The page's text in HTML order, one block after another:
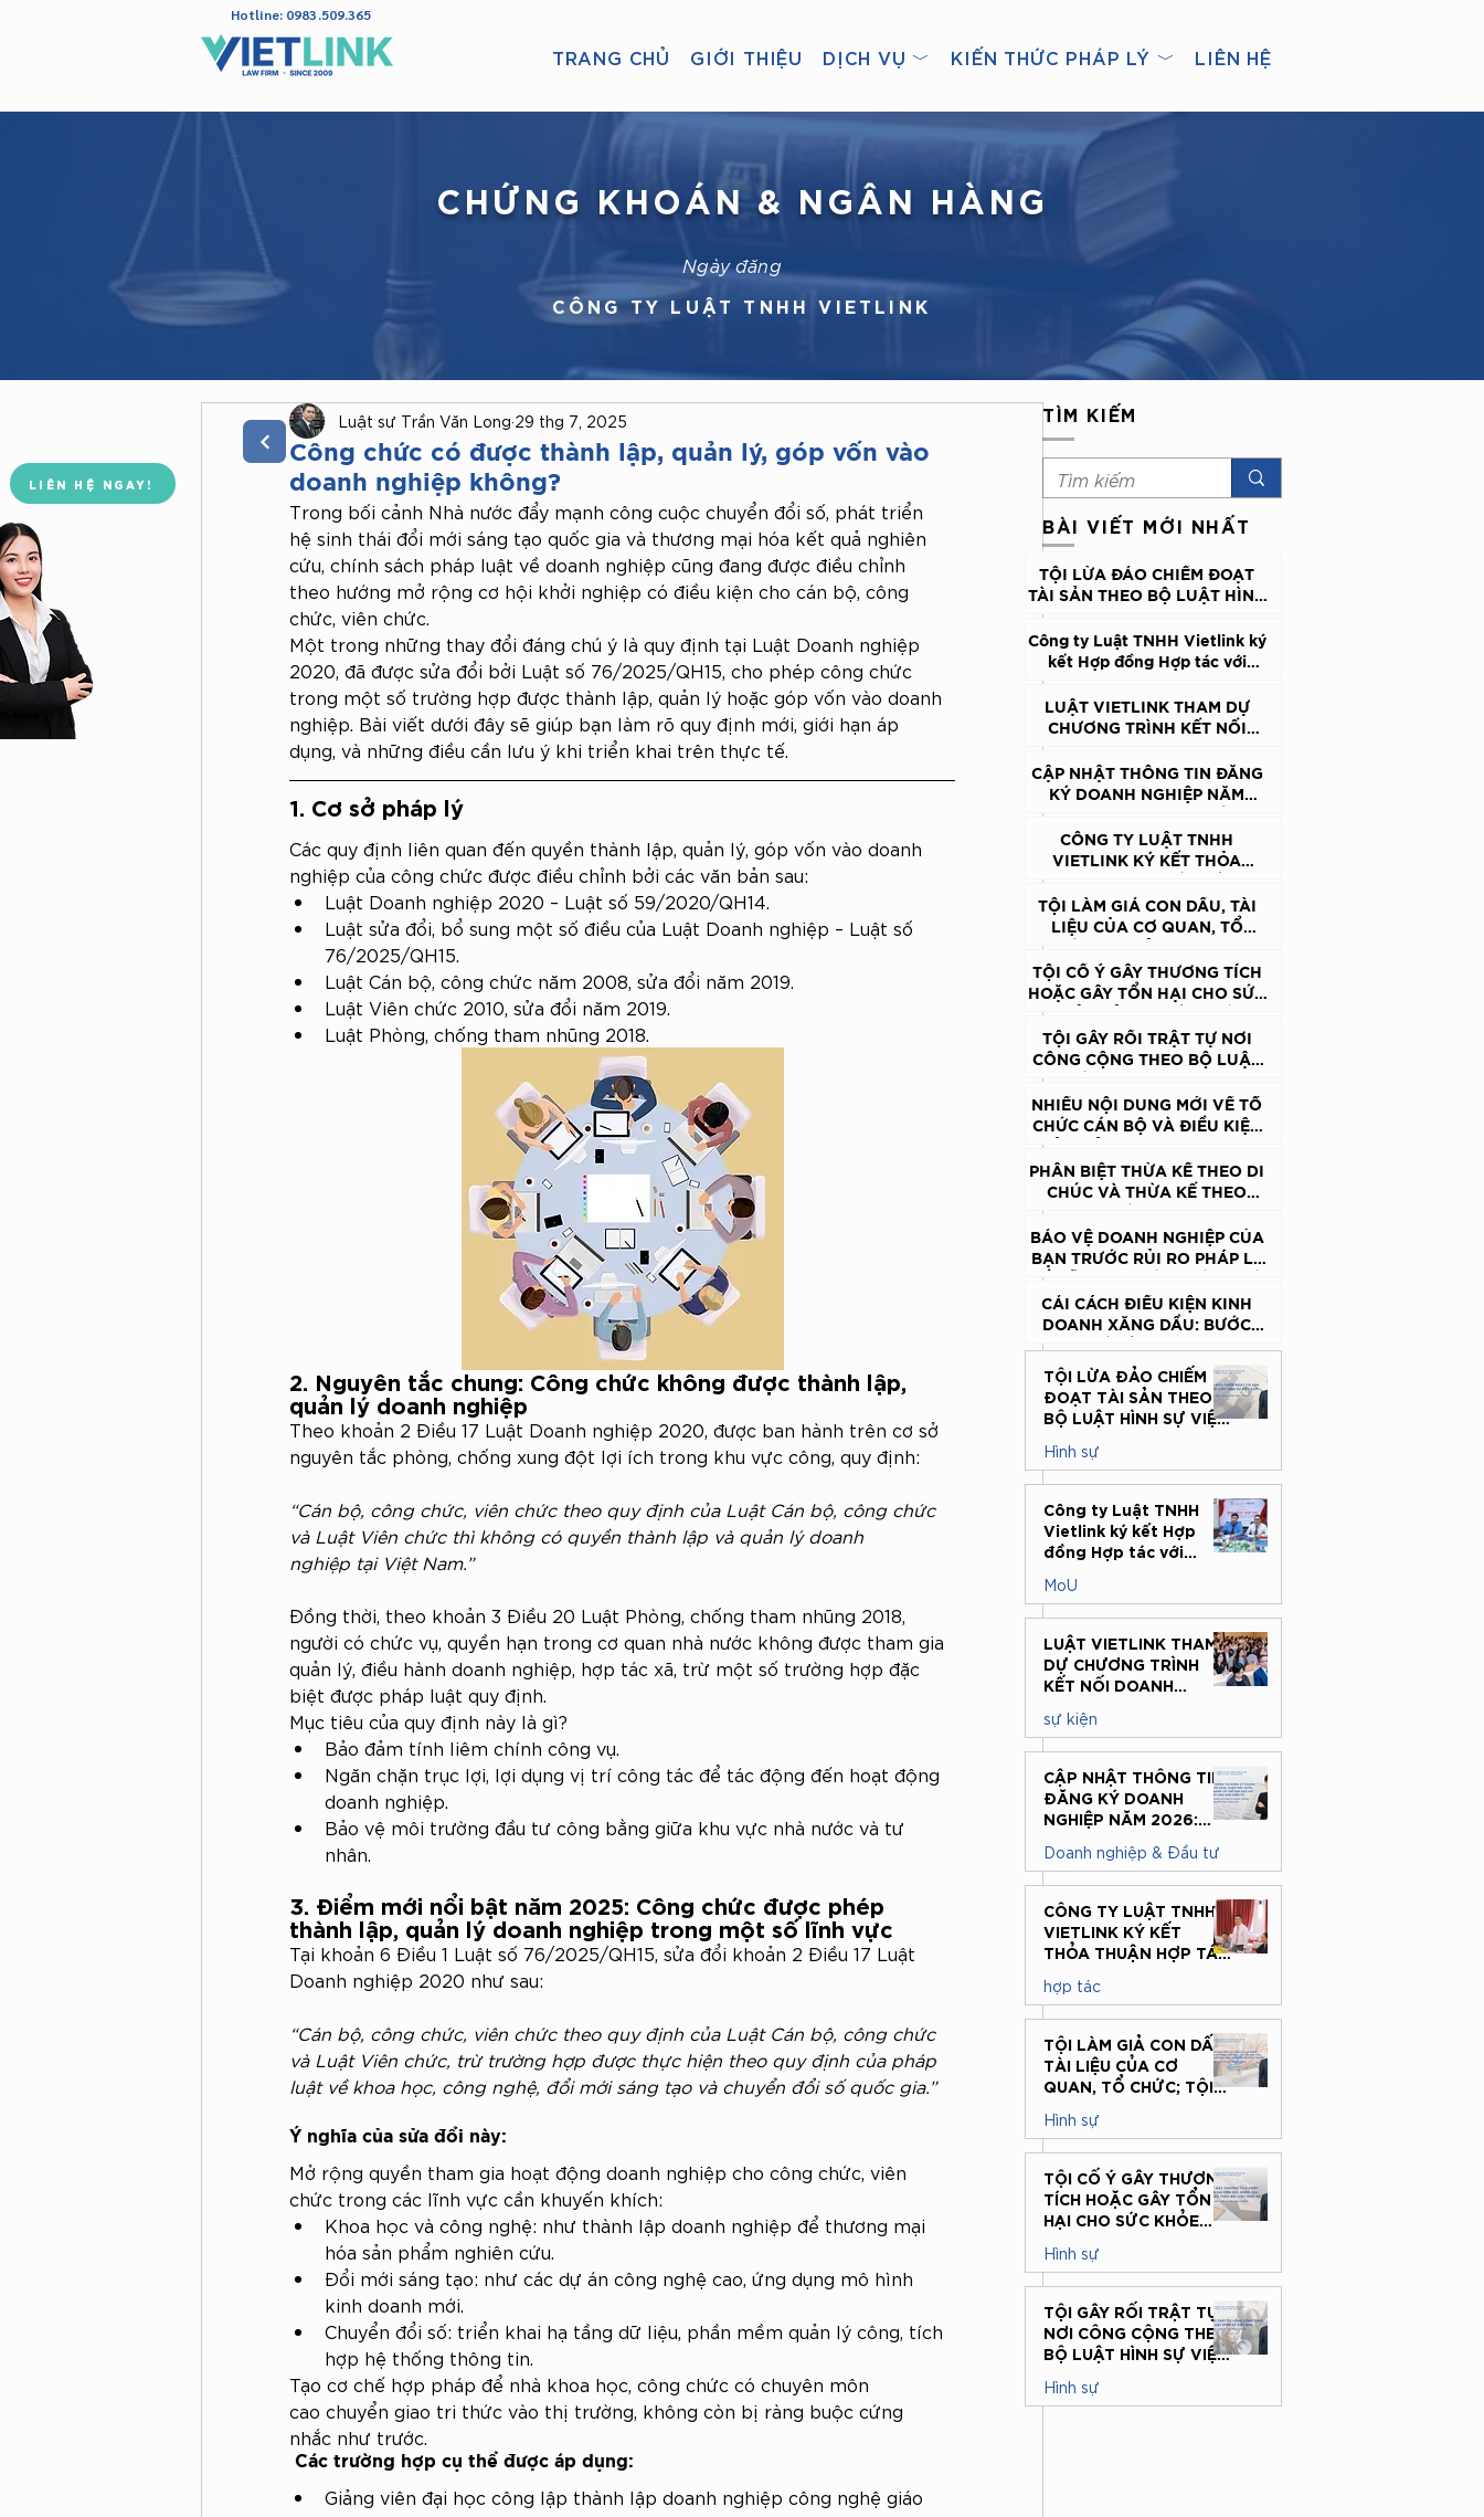
Hotline: 0983.509.365
TRANG CHỦ GIỚI THIỆU DỊCH VỤ ﹀ KIẾN THỨC PHÁP LÝ ﹀ LIÊN HỆ
CHỨNG KHOÁN & NGÂN HÀNG
Ngày đăng
CÔNG TY LUẬT TNHH VIETLINK
Công chức có được thành lập, quản lý, góp vốn vào
doanh nghiệp không?
Luật sư Trần Văn Long 29 thg 7, 2025
Trong bối cảnh Nhà nước đẩy mạnh công cuộc chuyển đổi số, phát triển
hệ sinh thái đổi mới sáng tạo quốc gia và thương mại hóa kết quả nghiên
cứu, chính sách pháp luật về doanh nghiệp cũng đang được điều chỉnh
theo hướng mở rộng cơ hội khởi nghiệp có điều kiện cho cán bộ, công
chức, viên chức.
Một trong những thay đổi đáng chú ý là quy định tại Luật Doanh nghiệp
2020, đã được sửa đổi bởi Luật số 76/2025/QH15, cho phép công chức
trong một số trường hợp được thành lập, quản lý hoặc góp vốn vào doanh
nghiệp. Bài viết dưới đây sẽ giúp bạn làm rõ quy định mới, giới hạn áp
dụng, và những điều cần lưu ý khi triển khai trên thực tế.
1. Cơ sở pháp lý
Các quy định liên quan đến quyền thành lập, quản lý, góp vốn vào doanh
nghiệp của công chức được điều chỉnh bởi các văn bản sau:
Luật Doanh nghiệp 2020 – Luật số 59/2020/QH14.
Luật sửa đổi, bổ sung một số điều của Luật Doanh nghiệp – Luật số
76/2025/QH15.
Luật Cán bộ, công chức năm 2008, sửa đổi năm 2019.
Luật Viên chức 2010, sửa đổi năm 2019.
Luật Phòng, chống tham nhũng 2018.
2. Nguyên tắc chung: Công chức không được thành lập,
quản lý doanh nghiệp
Theo khoản 2 Điều 17 Luật Doanh nghiệp 2020, được ban hành trên cơ sở
nguyên tắc phòng, chống xung đột lợi ích trong khu vực công, quy định:
“Cán bộ, công chức, viên chức theo quy định của Luật Cán bộ, công chức
và Luật Viên chức thì không có quyền thành lập và quản lý doanh
nghiệp tại Việt Nam.”
Đồng thời, theo khoản 3 Điều 20 Luật Phòng, chống tham nhũng 2018,
người có chức vụ, quyền hạn trong cơ quan nhà nước không được tham gia
quản lý, điều hành doanh nghiệp, hợp tác xã, trừ một số trường hợp đặc
biệt được pháp luật quy định.
Mục tiêu của quy định này là gì?
Bảo đảm tính liêm chính công vụ.
Ngăn chặn trục lợi, lợi dụng vị trí công tác để tác động đến hoạt động
doanh nghiệp.
Bảo vệ môi trường đầu tư công bằng giữa khu vực nhà nước và tư
nhân.
3. Điểm mới nổi bật năm 2025: Công chức được phép
thành lập, quản lý doanh nghiệp trong một số lĩnh vực
Tại khoản 6 Điều 1 Luật số 76/2025/QH15, sửa đổi khoản 2 Điều 17 Luật
Doanh nghiệp 2020 như sau:
“Cán bộ, công chức, viên chức theo quy định của Luật Cán bộ, công chức
và Luật Viên chức, trừ trường hợp được thực hiện theo quy định của pháp
luật về khoa học, công nghệ, đổi mới sáng tạo và chuyển đổi số quốc gia.”
Ý nghĩa của sửa đổi này:
Mở rộng quyền tham gia hoạt động doanh nghiệp cho công chức, viên
chức trong các lĩnh vực cần khuyến khích:
Khoa học và công nghệ: như thành lập doanh nghiệp để thương mại
hóa sản phẩm nghiên cứu.
Đổi mới sáng tạo: như các dự án công nghệ cao, ứng dụng mô hình
kinh doanh mới.
Chuyển đổi số: triển khai hạ tầng dữ liệu, phần mềm quản lý công, tích
hợp hệ thống thông tin.
Tạo cơ chế hợp pháp để nhà khoa học, công chức có chuyên môn
cao chuyển giao tri thức vào thị trường, không còn bị ràng buộc cứng
nhắc như trước.
Các trường hợp cụ thể được áp dụng:
Giảng viên đại học công lập thành lập doanh nghiệp công nghệ giáo
TÌM KIẾM
BÀI VIẾT MỚI NHẤT
TỘI LỪA ĐẢO CHIẾM ĐOẠT
TÀI SẢN THEO BỘ LUẬT HÌNH
Công ty Luật TNHH Vietlink ký
kết Hợp đồng Hợp tác với
Trung tâm Hỗ trợ pháp lý cho
doanh nghiệp nhỏ và vừa, Cục
Pháp luật Dân sự và Kinh tế,
LUẬT VIETLINK THAM DỰ
CHƯƠNG TRÌNH KẾT NỐI
DOANH NGHIỆP VIỆT NAM –
HÀN QUỐC: ĐỒNG HÀNH
CÙNG DOANH NGHIỆP CÓ
VỐN ĐẦU TƯ NƯỚC NGOÀI
TRONG MÔI TRƯỜNG PHÁP LÝ
TẠI VIỆT NAM
CẬP NHẬT THÔNG TIN ĐĂNG
KÝ DOANH NGHIỆP NĂM
DOANH NGHIỆP CÓ THỂ GẶP
KHÓ KHI XUẤT HÓA ĐƠN
CÔNG TY LUẬT TNHH
VIETLINK KÝ KẾT THỎA
TRƯỜNG ĐẠI HỌC KINH TẾ –
ĐẠI HỌC QUỐC GIA HÀ NỘI
TỘI LÀM GIẢ CON DẤU, TÀI
LIỆU CỦA CƠ QUAN, TỔ
DẤU, TÀI LIỆU GIẢ CỦA CƠ
QUAN, TỔ CHỨC THEO QUY
ĐỊNH CỦA BỘ LUẬT HÌNH SỰ
TỘI CỐ Ý GÂY THƯƠNG TÍCH
HOẶC GÂY TỔN HẠI CHO SỨC
THEO BỘ LUẬT HÌNH SỰ
TỘI GÂY RỐI TRẬT TỰ NƠI
CÔNG CỘNG THEO BỘ LUẬT
NHIỀU NỘI DUNG MỚI VỀ TỔ
CHỨC CÁN BỘ VÀ ĐIỀU KIỆN
ĐẢM BẢO HOẠT ĐỘNG THI
HÀNH ÁN DÂN SỰ
PHÂN BIỆT THỪA KẾ THEO DI
CHÚC VÀ THỪA KẾ THEO
BẢO VỆ DOANH NGHIỆP CỦA
BẠN TRƯỚC RỦI RO PHÁP LÝ
VỀ DỮ LIỆU KHÁCH HÀNG VÀ
AN TOÀN KINH DOANH TRÊN
MÔI TRƯỜNG MẠNG – DỊCH
CHUYÊN SÂU
CẢI CÁCH ĐIỀU KIỆN KINH
DOANH XĂNG DẦU: BƯỚC
ĐỘT PHÁ TỪ TƯ DUY “HẬU
KIỂM”
LIÊN HỆ NGAY!
TỘI LỪA ĐẢO CHIẾM
ĐOẠT TÀI SẢN THEO
BỘ LUẬT HÌNH SỰ VIỆT
Hình sự
Công ty Luật TNHH
Vietlink ký kết Hợp
đồng Hợp tác với
pháp lý cho doanh
nghiệp nhỏ và vừa, Cục
Pháp luật Dân sự và
Kinh tế, Bộ Tư pháp
MoU
LUẬT VIETLINK THAM
DỰ CHƯƠNG TRÌNH
KẾT NỐI DOANH
HÀN QUỐC: ĐỒNG
HÀNH CÙNG DOANH
NGHIỆP CÓ VỐN ĐẦU
TƯ NƯỚC NGOÀI
TRONG MÔI TRƯỜNG
PHÁP LÝ TẠI VIỆT NAM
sự kiện
CẬP NHẬT THÔNG TIN
ĐĂNG KÝ DOANH
NGHIỆP NĂM 2026:
CHẬM MỘT BƯỚC,
DOANH NGHIỆP CÓ
THỂ GẶP KHÓ KHI
XUẤT HÓA ĐƠN ĐIỆN
TỬ
Doanh nghiệp & Đầu tư
CÔNG TY LUẬT TNHH
VIETLINK KÝ KẾT
THỎA THUẬN HỢP TÁC
KINH TẾ – ĐẠI HỌC
QUỐC GIA HÀ NỘI
hợp tác
TỘI LÀM GIẢ CON DẤU,
TÀI LIỆU CỦA CƠ
QUAN, TỔ CHỨC; TỘI
TÀI LIỆU GIẢ CỦA CƠ
QUAN, TỔ CHỨC THEO
QUY ĐỊNH CỦA BỘ
LUẬT HÌNH SỰ
Hình sự
TỘI CỐ Ý GÂY THƯƠNG
TÍCH HOẶC GÂY TỔN
HẠI CHO SỨC KHỎE
THEO BỘ LUẬT HÌNH
SỰ
Hình sự
TỘI GÂY RỐI TRẬT TỰ
NƠI CÔNG CỘNG THEO
BỘ LUẬT HÌNH SỰ VIỆT
Hình sự